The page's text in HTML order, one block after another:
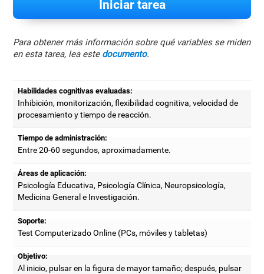
Iniciar tarea
Para obtener más información sobre qué variables se miden
en esta tarea, lea este documento.
Habilidades cognitivas evaluadas:
Inhibición, monitorización, flexibilidad cognitiva, velocidad de
procesamiento y tiempo de reacción.
Tiempo de administración:
Entre 20-60 segundos, aproximadamente.
Áreas de aplicación:
Psicología Educativa, Psicología Clínica, Neuropsicología,
Medicina General e Investigación.
Soporte:
Test Computerizado Online (PCs, móviles y tabletas)
Objetivo:
Al inicio, pulsar en la figura de mayor tamaño; después, pulsar